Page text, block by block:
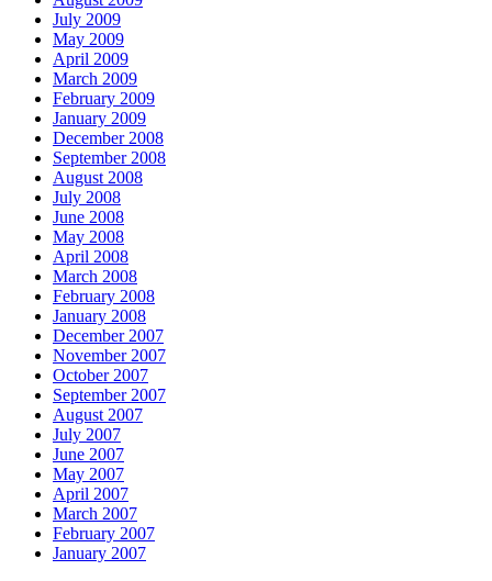
July 2009
May 2009
April 2009
March 2009
February 2009
January 2009
December 2008
September 2008
August 2008
July 2008
June 2008
May 2008
April 2008
March 2008
February 2008
January 2008
December 2007
November 2007
October 2007
September 2007
August 2007
July 2007
June 2007
May 2007
April 2007
March 2007
February 2007
January 2007